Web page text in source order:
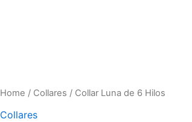
Home / Collares / Collar Luna de 6 Hilos
Collares
Collar
Luna